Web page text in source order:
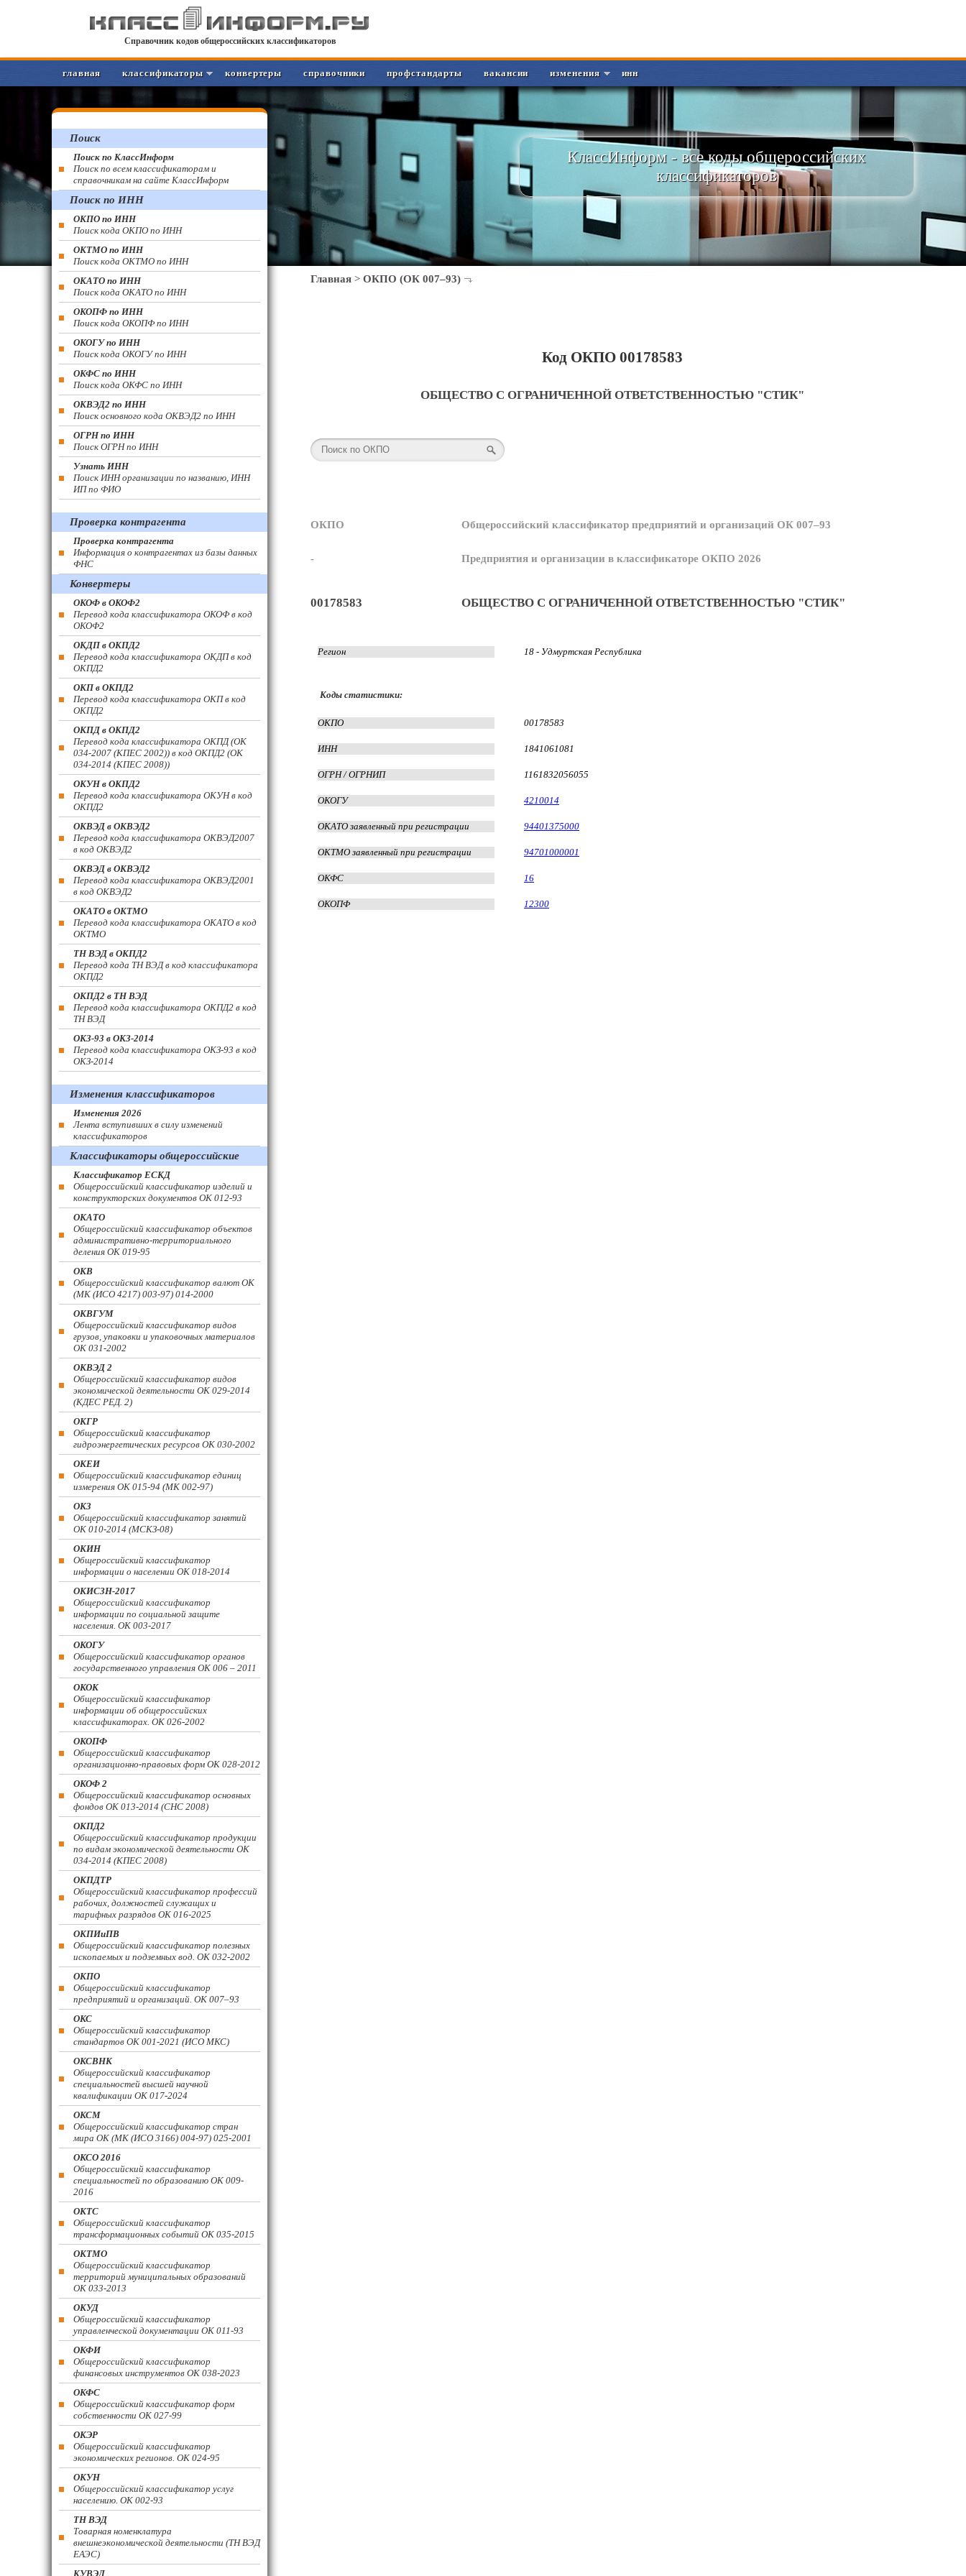
Справочник кодов общероссийских классификаторов
главная классификаторы конвертеры справочники профстандарты вакансии изменения инн
КлассИнформ - все коды общероссийских
классификаторов
Главная > ОКПО (ОК 007–93)
Код ОКПО 00178583
ОБЩЕСТВО С ОГРАНИЧЕННОЙ ОТВЕТСТВЕННОСТЬЮ "СТИК"
ОКПО Общероссийский классификатор предприятий и организаций ОК 007–93
- Предприятия и организации в классификаторе ОКПО 2026
00178583 ОБЩЕСТВО С ОГРАНИЧЕННОЙ ОТВЕТСТВЕННОСТЬЮ "СТИК"
Регион 18 - Удмуртская Республика
Коды статистики:
ОКПО 00178583
ИНН 1841061081
ОГРН / ОГРНИП 1161832056055
ОКОГУ 4210014
ОКАТО заявленный при регистрации 94401375000
ОКТМО заявленный при регистрации 94701000001
ОКФС 16
ОКОПФ 12300
Поиск
Поиск по КлассИнформ
Поиск по всем классификаторам и
справочникам на сайте КлассИнформ
Поиск по ИНН
ОКПО по ИНН
Поиск кода ОКПО по ИНН
ОКТМО по ИНН
Поиск кода ОКТМО по ИНН
ОКАТО по ИНН
Поиск кода ОКАТО по ИНН
ОКОПФ по ИНН
Поиск кода ОКОПФ по ИНН
ОКОГУ по ИНН
Поиск кода ОКОГУ по ИНН
ОКФС по ИНН
Поиск кода ОКФС по ИНН
ОКВЭД2 по ИНН
Поиск основного кода ОКВЭД2 по ИНН
ОГРН по ИНН
Поиск ОГРН по ИНН
Узнать ИНН
Поиск ИНН организации по названию, ИНН
ИП по ФИО
Проверка контрагента
Проверка контрагента
Информация о контрагентах из базы данных
ФНС
Конвертеры
ОКОФ в ОКОФ2
Перевод кода классификатора ОКОФ в код
ОКОФ2
ОКДП в ОКПД2
Перевод кода классификатора ОКДП в код
ОКПД2
ОКП в ОКПД2
Перевод кода классификатора ОКП в код
ОКПД2
ОКПД в ОКПД2
Перевод кода классификатора ОКПД (ОК
034-2007 (КПЕС 2002)) в код ОКПД2 (ОК
034-2014 (КПЕС 2008))
ОКУН в ОКПД2
Перевод кода классификатора ОКУН в код
ОКПД2
ОКВЭД в ОКВЭД2
Перевод кода классификатора ОКВЭД2007
в код ОКВЭД2
ОКВЭД в ОКВЭД2
Перевод кода классификатора ОКВЭД2001
в код ОКВЭД2
ОКАТО в ОКТМО
Перевод кода классификатора ОКАТО в код
ОКТМО
ТН ВЭД в ОКПД2
Перевод кода ТН ВЭД в код классификатора
ОКПД2
ОКПД2 в ТН ВЭД
Перевод кода классификатора ОКПД2 в код
ТН ВЭД
ОКЗ-93 в ОКЗ-2014
Перевод кода классификатора ОКЗ-93 в код
ОКЗ-2014
Изменения классификаторов
Изменения 2026
Лента вступивших в силу изменений
классификаторов
Классификаторы общероссийские
Классификатор ЕСКД
Общероссийский классификатор изделий и
конструкторских документов ОК 012-93
ОКАТО
Общероссийский классификатор объектов
административно-территориального
деления ОК 019-95
ОКВ
Общероссийский классификатор валют ОК
(МК (ИСО 4217) 003-97) 014-2000
ОКВГУМ
Общероссийский классификатор видов
грузов, упаковки и упаковочных материалов
ОК 031-2002
ОКВЭД 2
Общероссийский классификатор видов
экономической деятельности ОК 029-2014
(КДЕС РЕД. 2)
ОКГР
Общероссийский классификатор
гидроэнергетических ресурсов ОК 030-2002
ОКЕИ
Общероссийский классификатор единиц
измерения ОК 015-94 (МК 002-97)
ОКЗ
Общероссийский классификатор занятий
ОК 010-2014 (МСКЗ-08)
ОКИН
Общероссийский классификатор
информации о населении ОК 018-2014
ОКИСЗН-2017
Общероссийский классификатор
информации по социальной защите
населения. ОК 003-2017
ОКОГУ
Общероссийский классификатор органов
государственного управления ОК 006 – 2011
ОКОК
Общероссийский классификатор
информации об общероссийских
классификаторах. ОК 026-2002
ОКОПФ
Общероссийский классификатор
организационно-правовых форм ОК 028-2012
ОКОФ 2
Общероссийский классификатор основных
фондов ОК 013-2014 (СНС 2008)
ОКПД2
Общероссийский классификатор продукции
по видам экономической деятельности ОК
034-2014 (КПЕС 2008)
ОКПДТР
Общероссийский классификатор профессий
рабочих, должностей служащих и
тарифных разрядов ОК 016-2025
ОКПИиПВ
Общероссийский классификатор полезных
ископаемых и подземных вод. ОК 032-2002
ОКПО
Общероссийский классификатор
предприятий и организаций. ОК 007–93
ОКС
Общероссийский классификатор
стандартов ОК 001-2021 (ИСО МКС)
ОКСВНК
Общероссийский классификатор
специальностей высшей научной
квалификации ОК 017-2024
ОКСМ
Общероссийский классификатор стран
мира ОК (МК (ИСО 3166) 004-97) 025-2001
ОКСО 2016
Общероссийский классификатор
специальностей по образованию ОК 009-
2016
ОКТС
Общероссийский классификатор
трансформационных событий ОК 035-2015
ОКТМО
Общероссийский классификатор
территорий муниципальных образований
ОК 033-2013
ОКУД
Общероссийский классификатор
управленческой документации ОК 011-93
ОКФИ
Общероссийский классификатор
финансовых инструментов OK 038-2023
ОКФС
Общероссийский классификатор форм
собственности ОК 027-99
ОКЭР
Общероссийский классификатор
экономических регионов. ОК 024-95
ОКУН
Общероссийский классификатор услуг
населению. ОК 002-93
ТН ВЭД
Товарная номенклатура
внешнеэкономической деятельности (ТН ВЭД
ЕАЭС)
КУВЭД